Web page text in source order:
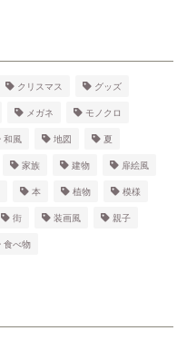
クリスマス グッズ
メガネ モノクロ
和風 地図 夏
家族 建物 扉絵風
本 植物 模様
街 装画風 親子
食べ物